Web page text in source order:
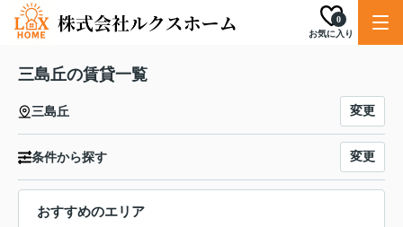
お気に入り
0
三島丘の賃貸一覧
三島丘 変更
条件から探す 変更
おすすめのエリア